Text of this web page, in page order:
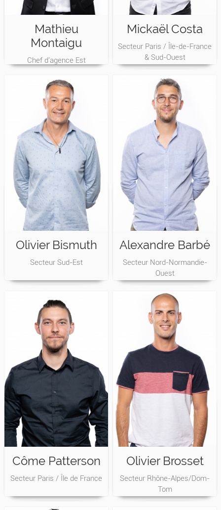
Mathieu
Montaigu
Chef d'agence Est
Mickaël Costa
Secteur Paris / Île-de-France
& Sud-Ouest
Olivier Bismuth
Secteur Sud-Est
Alexandre Barbé
Secteur Nord-Normandie-
Ouest
Côme Patterson
Secteur Paris / Île de France
Olivier Brosset
Secteur Rhône-Alpes/Dom-
Tom